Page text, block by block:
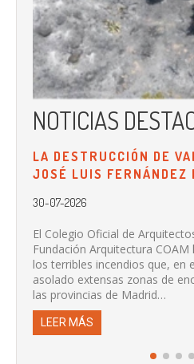
NOTICIAS
LA DESTRUCCIÓN DE
JOSÉ LUIS FERNÁNDEZ
30-07-2026
El Colegio Oficial de
Fundación Arquitectura
los terribles incendios que, en
asolado extensas zonas de
las provincias de Madrid…
LEER MÁS